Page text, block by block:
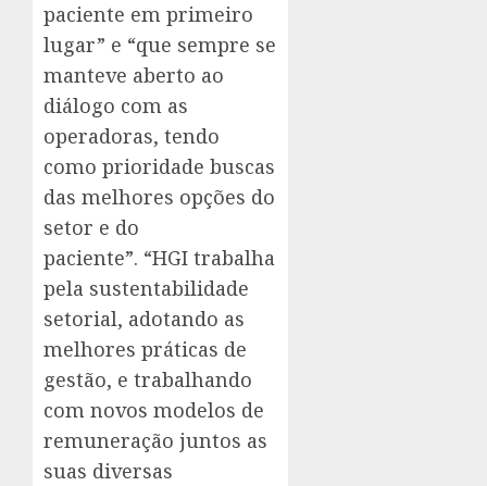
paciente em primeiro
lugar” e “que sempre se
manteve aberto ao
diálogo com as
operadoras, tendo
como prioridade buscas
das melhores opções do
setor e do
paciente”. “HGI trabalha
pela sustentabilidade
setorial, adotando as
melhores práticas de
gestão, e trabalhando
com novos modelos de
remuneração juntos as
suas diversas